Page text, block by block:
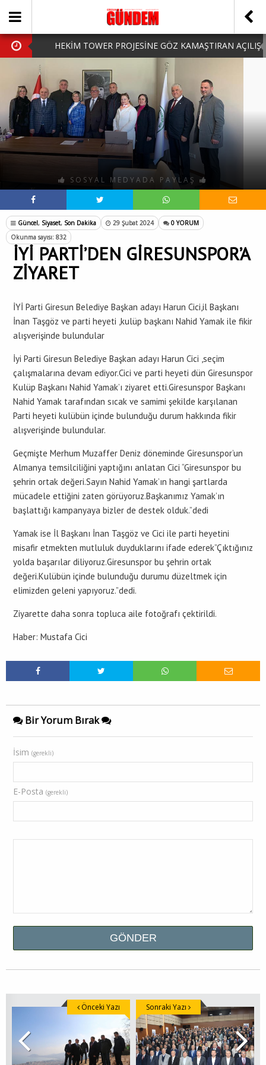
HEKİM TOWER PROJESİNE GÖZ KAMAŞTIRAN AÇILIŞ
AK PARTİ’DE YENİ YÜZLER
iPhone Arka Cam Değişimi ile Cihazınızı Koruyun
Hafta Sonu Şanlıurfa Çıkışlı Turlar Alternatifleri
HARUN CİCİ: VİDEOYU GÖRÜNCE GÖZLERİM DOLDU
SOSYAL MEDYADA PAYLAŞ
Güncel, Siyaset, Son Dakika 29 Şubat 2024
0 YORUM
Okunma sayısı: 832
İYİ PARTİ’DEN GİRESUNSPOR’A
ZİYARET
İYİ Parti Giresun Belediye Başkan adayı Harun Cici,il Başkanı
İnan Taşgöz ve parti heyeti ,kulüp başkanı Nahid Yamak ile fikir
alışverişinde bulundular
İyi Parti Giresun Belediye Başkan adayı Harun Cici ,seçim
çalışmalarına devam ediyor.Cici ve parti heyeti dün Giresunspor
Kulüp Başkanı Nahid Yamak’ı ziyaret etti.Giresunspor Başkanı
Nahid Yamak tarafından sıcak ve samimi şekilde karşılanan
Parti heyeti kulübün içinde bulunduğu durum hakkında fikir
alışverişinde bulundular.
Geçmişte Merhum Muzaffer Deniz döneminde Giresunspor’un
Almanya temsilciliğini yaptığını anlatan Cici “Giresunspor bu
şehrin ortak değeri.Sayın Nahid Yamak’ın hangi şartlarda
mücadele ettiğini zaten görüyoruz.Başkanımız Yamak’ın
başlattığı kampanyaya bizler de destek olduk.”dedi
Yamak ise İl Başkanı İnan Taşgöz ve Cici ile parti heyetini
misafir etmekten mutluluk duyduklarını ifade ederek”Çıktığınız
yolda başarılar diliyoruz.Giresunspor bu şehrin ortak
değeri.Kulübün içinde bulunduğu durumu düzeltmek için
elimizden geleni yapıyoruz.”dedi.
Ziyarette daha sonra topluca aile fotoğrafı çektirildi.
Haber: Mustafa Cici
Bir Yorum Bırak
İsim (gerekli)
E-Posta (gerekli)
Önceki Yazı Sonraki Yazı